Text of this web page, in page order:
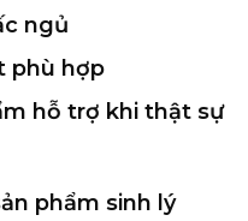
ngủ
phù hợp
hỗ trợ khi thật sự
phẩm sinh lý